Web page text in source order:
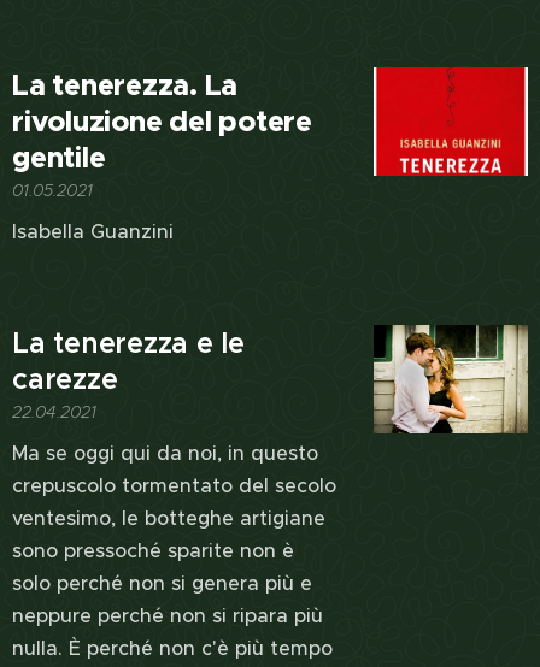
La tenerezza. La
rivoluzione del potere
gentile
01.05.2021
Isabella Guanzini
La tenerezza e le
carezze
22.04.2021
Ma se oggi qui da noi, in questo
crepuscolo tormentato del secolo
ventesimo, le botteghe artigiane
sono pressoché sparite non è
solo perché non si genera più e
neppure perché non si ripara più
nulla. È perché non c'è più tempo